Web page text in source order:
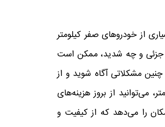
از خودروهای صفر کیلومتر
جزئی و چه شدید، ممکن است
مشکلاتی آگاه شوید و از
می‌توانید از بروز هزینه‌های
را می‌دهد که از کیفیت و